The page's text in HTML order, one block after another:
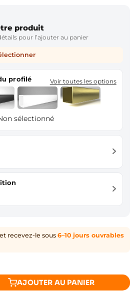
produit
pour l’ajouter au panier
profilé Voir toutes les options
sélectionné
recevez-le sous 6–10 jours ouvrables
AJOUTER AU PANIER